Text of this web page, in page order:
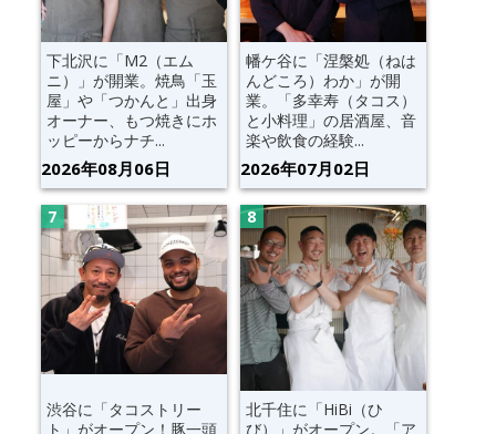
下北沢に「M2（エム
ニ）」が開業。焼鳥「玉
屋」や「つかんと」出身
オーナー、もつ焼きにホ
ッピーからナチ...
2026年08月06日
幡ケ谷に「涅槃処（ねは
んどころ）わか」が開
業。「多幸寿（タコス）
と小料理」の居酒屋、音
楽や飲食の経験...
2026年07月02日
渋谷に「タコストリー
ト」がオープン！豚一頭
北千住に「HiBi（ひ
び）」がオープン。「ア